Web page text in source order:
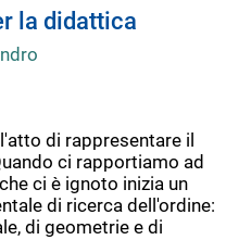
la didattica
di rappresentare il
ci rapportiamo ad
ci è ignoto inizia un
di ricerca dell'ordine:
di geometrie e di